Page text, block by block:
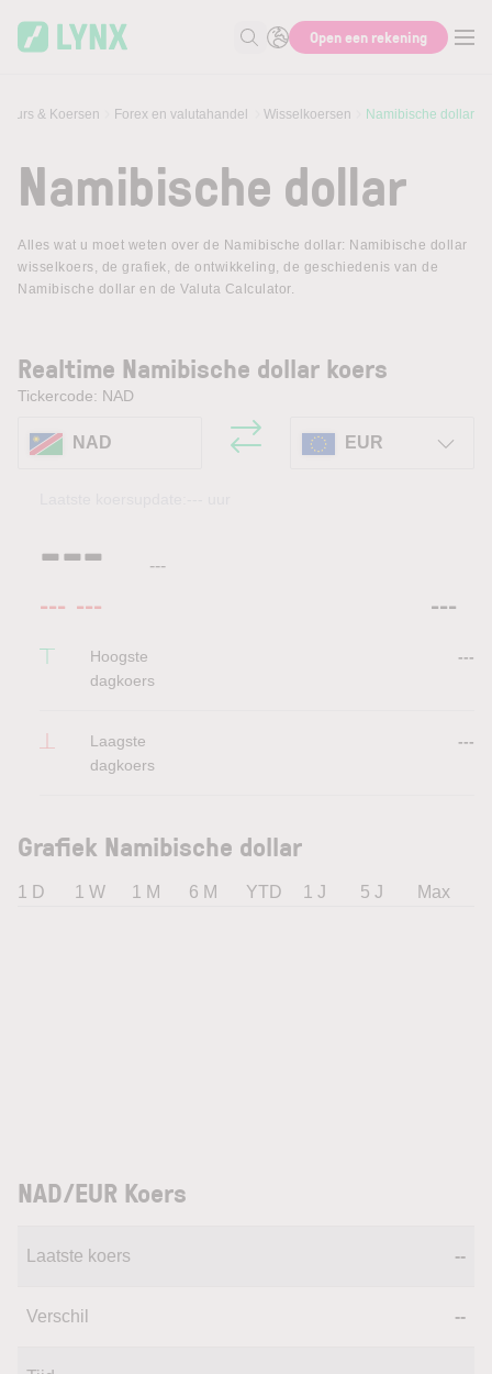
Zoek naar informatie
Open een rekening
& Koersen Forex en valutahandel Wisselkoersen Namibische dollar
Namibische dollar
Alles wat u moet weten over de Namibische dollar: Namibische dollar
wisselkoers, de grafiek, de ontwikkeling, de geschiedenis van de
Namibische dollar en de Valuta Calculator.
Realtime Namibische dollar koers
Tickercode: NAD
NAD EUR
--- ---
--- --- ---
Hoogste
dagkoers
---
Laagste
dagkoers
---
Grafiek Namibische dollar
1 D 1 W 1 M 6 M YTD 1 J 5 J Max
NAD/EUR Koers
Laatste koers --
Verschil --